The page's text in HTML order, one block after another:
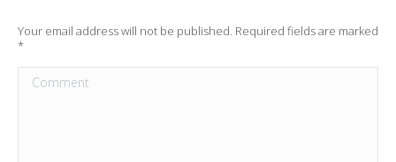
Your email address will not be published. Required fields are marked
*
Comment